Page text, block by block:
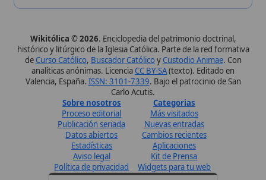
Canal de WhatsApp
Únete · publicación regular
Perfil de Instagram
Síguenos · @wikitolica